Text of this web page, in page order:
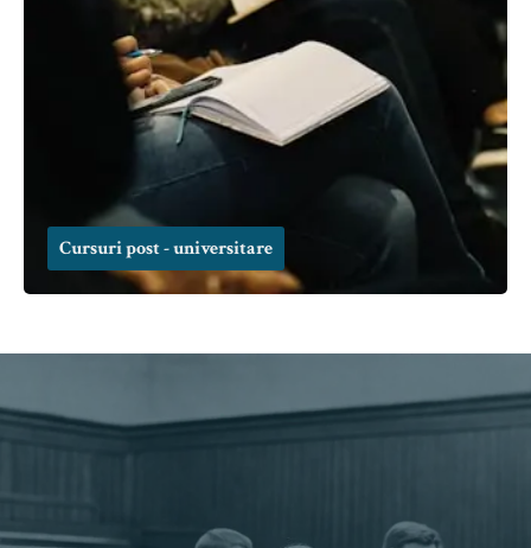
Cursuri post - universitare